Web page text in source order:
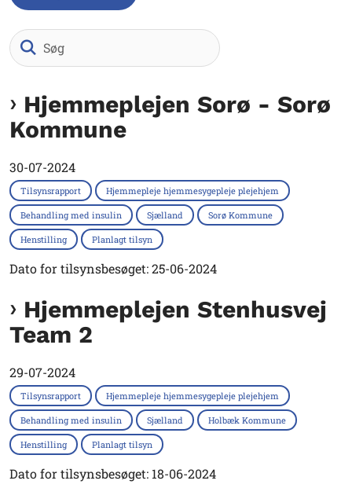
Hjemmeplejen Sorø - Sorø
Kommune
30-07-2024
Tilsynsrapport Hjemmepleje hjemmesygepleje plejehjem
Behandling med insulin Sjælland Sorø Kommune
Henstilling Planlagt tilsyn
Dato for tilsynsbesøget: 25-06-2024
Hjemmeplejen Stenhusvej
Team 2
29-07-2024
Tilsynsrapport Hjemmepleje hjemmesygepleje plejehjem
Behandling med insulin Sjælland Holbæk Kommune
Henstilling Planlagt tilsyn
Dato for tilsynsbesøget: 18-06-2024